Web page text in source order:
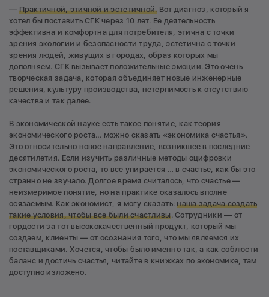
— Практичной, этичной и эстетичной. Вот диагноз, который я
хотел бы поставить СГК через 10 лет. Ее деятельность
эффективна и комфортна для потребителя, этична с точки
зрения экологии и безопасности труда, эстетична с точки
зрения людей, живущих в городах, образ которых мы
дополняем. СГК вызывает положительные эмоции. Это очень
творческая задача, которая объединяет новые инженерные
решения, культуру производства, нетерпимость к отсутствию
качества и так далее.
В экономической науке есть такое понятие, как теория
экономического роста… можно сказать «экономика счастья».
Это относительно новое направление, возникшее в последние
десятилетия. Если изучить различные методы оцифровки
экономического роста, то все упирается … в счастье, как бы это
странно не звучало. Долгое время считалось, что счастье —
неизмеримое понятие, но на практике оказалось вполне
осязаемым. Как экономист, я могу сказать:наша задача создать
такие условия, чтобы все были счастливы. Сотрудники — от
гордости за тот высококачественный продукт, который мы
создаем, клиенты — от осознания того, что мы являемся их
поставщиками. Хочется, чтобы было именно так, а как соблюсти
баланс и достичь счастья, читайте в книжках по экономике, там
доступно изложено.